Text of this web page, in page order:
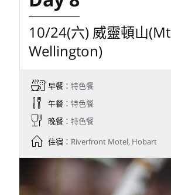
10/24(六) 威靈頓山(Mt
Wellington)
早餐：特色餐
午餐：特色餐
晚餐：特色餐
住宿：Riverfront Motel, Hobart